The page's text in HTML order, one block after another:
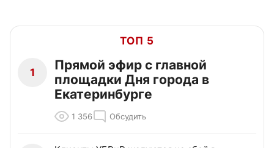
ТОП 5
1
Прямой эфир с главной
площадки Дня города в
Екатеринбурге
1 356 Обсудить